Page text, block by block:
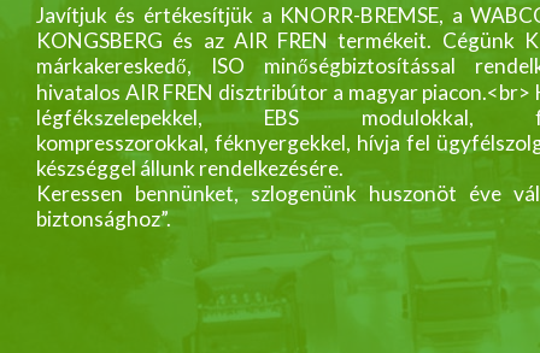
Javítjuk és értékesítjük a KNORR-BREMSE, a
KONGSBERG és az AIR FREN termékeit. Cégünk
márkakereskedő, ISO minőségbiztosítással
hivatalos AIR FREN disztribútor a magyar piacon.<br>
légfékszelepekkel, EBS modulokkal,
kompresszorokkal, féknyergekkel, hívja fel
készséggel állunk rendelkezésére.
Keressen bennünket, szlogenünk huszonöt éve
biztonsághoz”.